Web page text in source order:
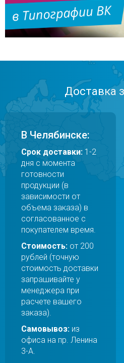
Доставка
В Челябинске:
Срок доставки: 1-2
дня с момента
готовности
продукции (в
зависимости от
объема заказа) в
согласованное с
покупателем время.
Стоимость: от 200
рублей (точную
стоимость доставки
запрашивайте у
менеджера при
расчете вашего
заказа).
Самовывоз: из
офиса на пр. Ленина
3-А.